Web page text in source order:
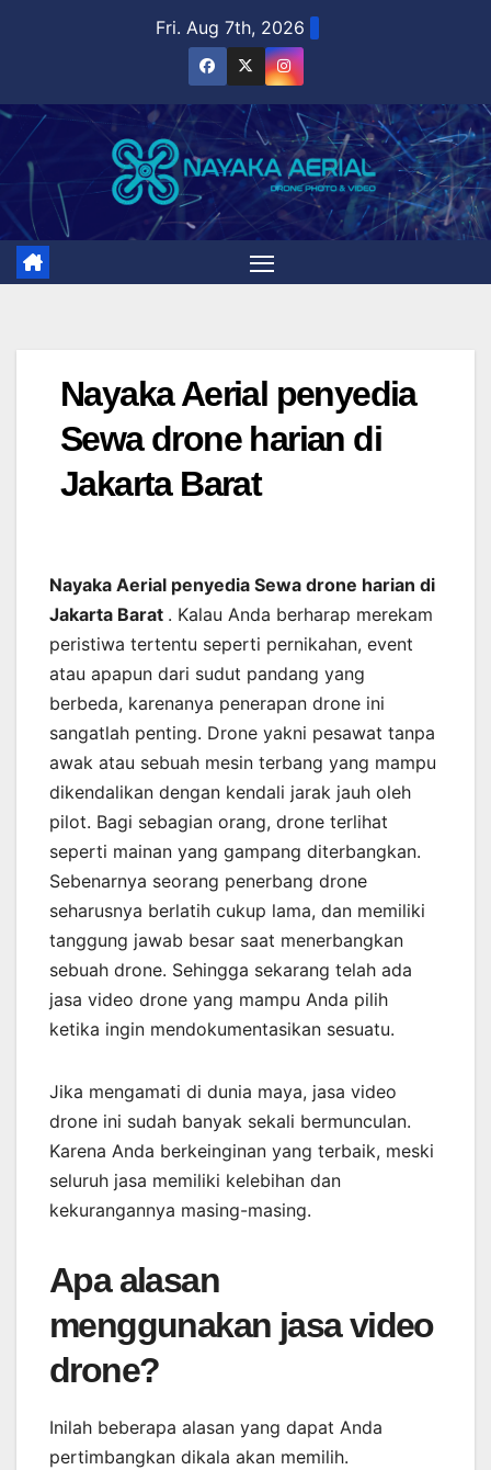
Fri. Aug 7th, 2026
Nayaka Aerial penyedia
Sewa drone harian di
Jakarta Barat
Nayaka Aerial penyedia Sewa drone harian di
Jakarta Barat . Kalau Anda berharap merekam
peristiwa tertentu seperti pernikahan, event
atau apapun dari sudut pandang yang
berbeda, karenanya penerapan drone ini
sangatlah penting. Drone yakni pesawat tanpa
awak atau sebuah mesin terbang yang mampu
dikendalikan dengan kendali jarak jauh oleh
pilot. Bagi sebagian orang, drone terlihat
seperti mainan yang gampang diterbangkan.
Sebenarnya seorang penerbang drone
seharusnya berlatih cukup lama, dan memiliki
tanggung jawab besar saat menerbangkan
sebuah drone. Sehingga sekarang telah ada
jasa video drone yang mampu Anda pilih
ketika ingin mendokumentasikan sesuatu.
Jika mengamati di dunia maya, jasa video
drone ini sudah banyak sekali bermunculan.
Karena Anda berkeinginan yang terbaik, meski
seluruh jasa memiliki kelebihan dan
kekurangannya masing-masing.
Apa alasan
menggunakan jasa video
drone?
Inilah beberapa alasan yang dapat Anda
pertimbangkan dikala akan memilih.